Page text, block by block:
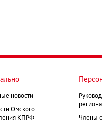
новости
Омского
КПРФ
Члены